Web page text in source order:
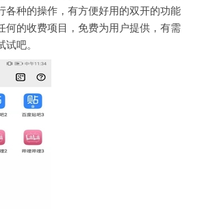
各种的操作，有方便好用的双开的功能
何的收费项目，免费为用户提供，有需
吧。